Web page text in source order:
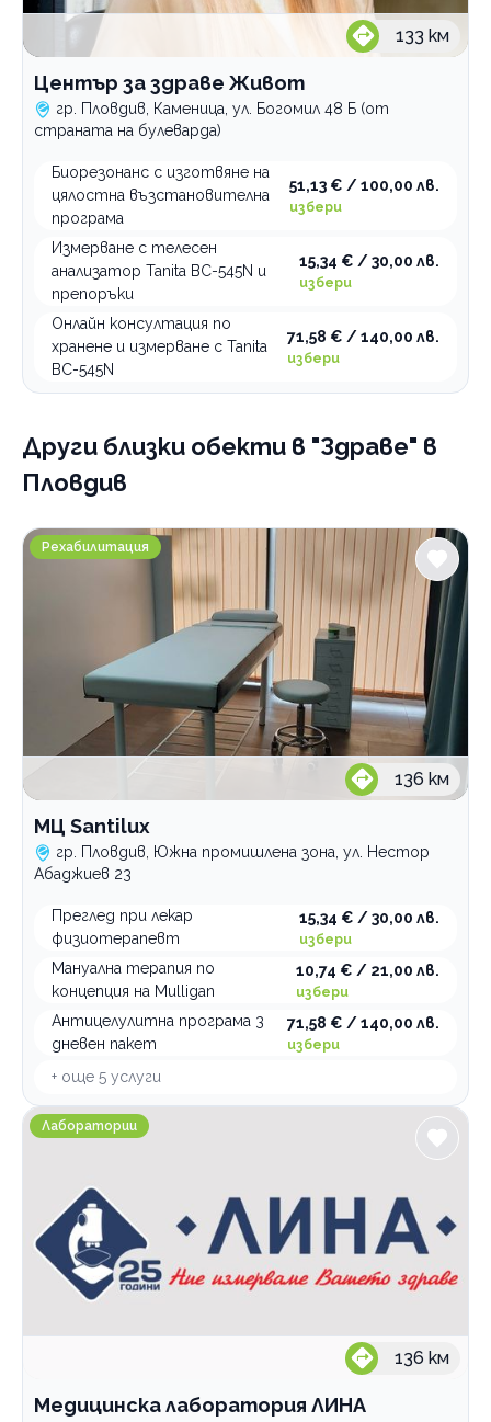
133 км
Център за здраве Живот
гр. Пловдив, Каменица, ул. Богомил 48 Б (от
страната на булеварда)
Биорезонанс с изготвяне на
цялостна възстановителна
програма
51,13 € / 100,00 лв.
избери
Измерване с телесен
анализатор Tanita BC-545N и
препоръки
15,34 € / 30,00 лв.
избери
Онлайн консултация по
хранене и измерване с Tanita
BC-545N
71,58 € / 140,00 лв.
избери
Други близки обекти в "Здраве" в
Пловдив
МЦ Santilux
Рехабилитация
136 км
МЦ Santilux
гр. Пловдив, Южна промишлена зона, ул. Нестор
Абаджиев 23
Преглед при лекар
физиотерапевт
15,34 € / 30,00 лв.
избери
Мануална терапия по
концепция на Mulligan
10,74 € / 21,00 лв.
избери
Антицелулитна програма 3
дневен пакет
71,58 € / 140,00 лв.
избери
+ още 5 услуги
Медицинска лаборатория ЛИНА Пловдив ул.Г.Данчов
Лаборатории
136 км
Медицинска лаборатория ЛИНА